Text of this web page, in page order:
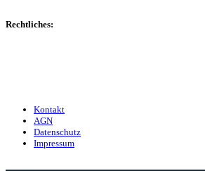
Rechtliches:
Kontakt
AGN
Datenschutz
Impressum